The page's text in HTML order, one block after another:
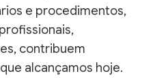
e procedimentos,
contribuem
alcançamos hoje.